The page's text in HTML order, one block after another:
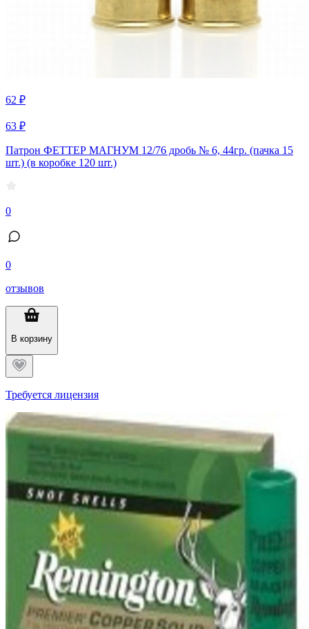
62 ₽
63 ₽
Патрон ФЕТТЕР МАГНУМ 12/76 дробь № 6, 44гр. (пачка 15
шт.) (в коробке 120 шт.)
0
0
отзывов
В корзину
Требуется лицензия